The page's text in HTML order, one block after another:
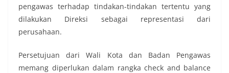
pengawas terhadap tindakan-tindakan tertentu yang
dilakukan Direksi sebagai representasi dari
perusahaan.
Persetujuan dari Wali Kota dan Badan Pengawas
memang diperlukan dalam rangka check and balance